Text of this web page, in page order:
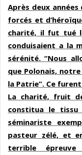
Après deux
forcés et
charité, il fut tué
conduisaient a la
sérénité. “Nous
que Polonais,
la Patrie”. Ce
La charité, fruit
constitua le tissu
séminariste
pasteur zélé, et
terrible